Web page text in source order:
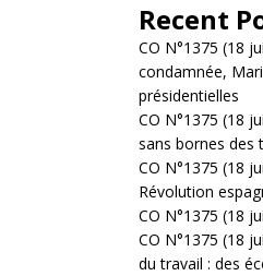
Recent
CO N°1375 (18
condamnée,
présidentielles
CO N°1375 (18
sans bornes des
CO N°1375 (18
Révolution
CO N°1375 (18
CO N°1375 (18
du travail : des